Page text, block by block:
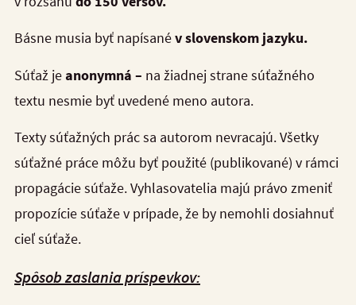
Básne musia byť napísanév slovenskom jazyku.
Súťaž jeanonymná – na žiadnej strane súťažného
textu nesmie byť uvedené meno autora.
Texty súťažných prác sa autorom nevracajú. Všetky
súťažné práce môžu byť použité (publikované) v rámci
propagácie súťaže. Vyhlasovatelia majú právo zmeniť
propozície súťaže v prípade, že by nemohli dosiahnuť
cieľ súťaže.
Spôsob zaslania príspevkov: